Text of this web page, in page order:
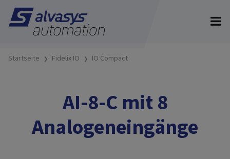
Startseite Fidelix IO IO Compact
AI-8-C mit 8
Analogeneingänge